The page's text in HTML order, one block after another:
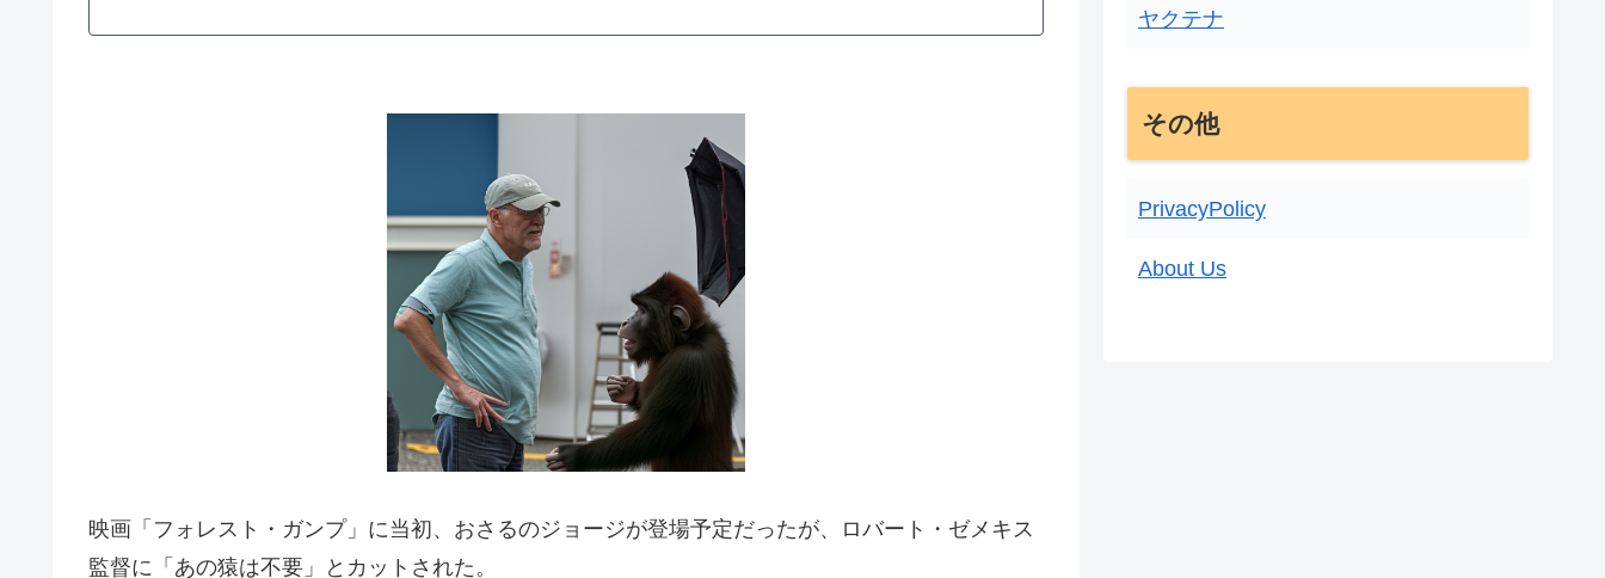
映画「フォレスト・ガンプ」に当初、おさるのジョージが登場予定だったが、ロバート・ゼメキス
監督に「あの猿は不要」とカットされた。
ヤクテナ
その他
PrivacyPolicy
About Us